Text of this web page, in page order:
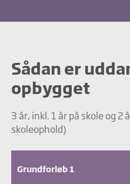
Sådan er
opbygget
3 år, inkl. 1 år på skole og
skoleophold)
Grundforløb 1